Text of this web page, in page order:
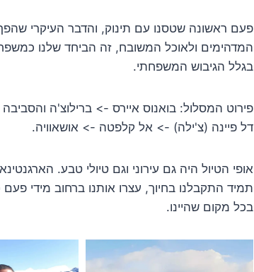
פעם ראשונה שטסנו עם תינוק, והדבר העיקרי
המדהימים ולאוכל המשובח, זה הביחד שלנו
בגלל הגיבוש המשפחתי.
פירוט המסלול: בואנוס איירס -> ברילוצ'ה
דל פיינה (צ'ילה) -> אל קלפטה -> אושאוויה.
אופי הטיול היה גם עירוני וגם טיולי טבע.
תמיד התקבלנו בחיוך, עצרו אותנו ברחוב מידי
בכל מקום שהיינו.